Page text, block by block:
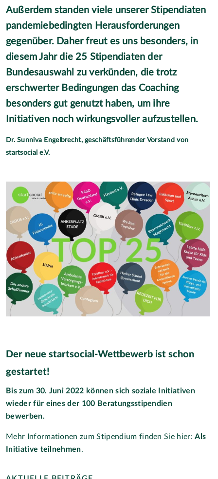
Außerdem standen viele unserer Stipendiaten
pandemiebedingten Herausforderungen
gegenüber. Daher freut es uns besonders, in
diesem Jahr die 25 Stipendiaten der
Bundesauswahl zu verkünden, die trotz
erschwerter Bedingungen das Coaching
besonders gut genutzt haben, um ihre
Initiativen noch wirkungsvoller aufzustellen.
Dr. Sunniva Engelbrecht, geschäftsführender Vorstand von
startsocial e.V.
Der neue startsocial-Wettbewerb ist schon
gestartet!
Bis zum 30. Juni 2022 können sich soziale Initiativen
wieder für eines der 100 Beratungsstipendien
bewerben.
Mehr Informationen zum Stipendium finden Sie hier:Als
Initiative teilnehmen.